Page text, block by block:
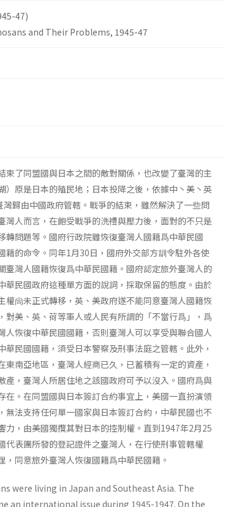
47)
and Their Problems, 1945-47
了同盟國與日本之間的敵對關係，也改變了臺灣的主
原是日本的殖民地；日本投降之後，依據中丶美丶英
歸由中國政府管轄。戰爭的結束，雖然解決了一些問
人而言，在飽受戰爭的洗禮與壓力後，面對的不只是
問題等。國府行政院雖恢復臺灣人國籍爲中華民國
的命令。同年1月30日，國府外交部方訓令駐外各使
灣人國籍恢復爲中華民國籍。國府認定旅外臺灣人的
民國政府這種單方面的說詞，採取保留的態度。由於
尙未正式轉移，英、美政府遂不能同意臺灣人國籍恢
美、英、荷等軍人或人民有所謂的「不當行爲」，爲
恢復中華民國國籍，否則臺灣人可以享受與聯合國人
民國國籍，須受日本警察及刑事法庭之管轄。此外，
南亞地區，臺灣人經商已久，已蓄積有一定的資產，
，臺灣人所居住地之該國政府可予以沒入。國府爲與
。在同盟國與日本簽訂合約事宜上，美國一直扮演領
法支持任何單一國家與日本簽訂合約，中華民國也不
，由美國獨攬其對日本的控制權。直到1947年2月25
代表團所發的登記證件之臺灣人，在行使刑事管轄權
同意旅外臺灣人恢復國籍爲中華民國籍。
were living in Japan and Southeast Asia. The
an international issue during 1945-1947. On the